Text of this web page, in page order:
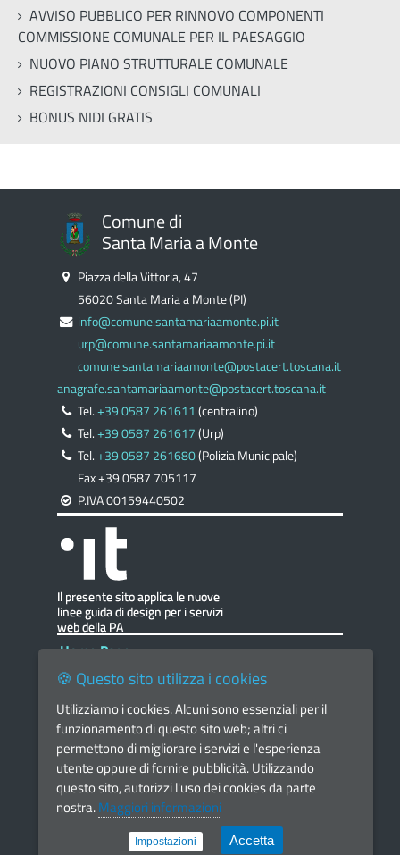
AVVISO PUBBLICO PER RINNOVO COMPONENTI
COMMISSIONE COMUNALE PER IL PAESAGGIO
NUOVO PIANO STRUTTURALE COMUNALE
REGISTRAZIONI CONSIGLI COMUNALI
BONUS NIDI GRATIS
Comune di
Santa Maria a Monte
Piazza della Vittoria, 47
56020 Santa Maria a Monte (PI)
info@comune.santamariaamonte.pi.it
urp@comune.santamariaamonte.pi.it
comune.santamariaamonte@postacert.toscana.it
anagrafe.santamariaamonte@postacert.toscana.it
Tel.+39 0587 261611 (centralino)
Tel.+39 0587 261617(Urp)
Tel.+39 0587 261680(Polizia Municipale)
Fax +39 0587 705117
P.IVA 00159440502
Home Page
Facebook - Comune di Santa Maria a Monte
Facebook - Il Borgo che Vorrei
Instagram - Il Borgo che Vorrei
Telegram - Comune di Santa Maria a Monte
Dichiarazione di Accessibilità
DPO & Privacy
🍪 Questo sito utilizza i cookies
Utilizziamo i cookies. Alcuni sono essenziali per il
funzionamento di questo sito web; altri ci
permettono di migliorare i servizi e l'esperienza
utente oppure di fornire pubblicità. Utilizzando
questo sito, autorizzi l'uso dei cookies da parte
nostra.Maggiori informazioni
Impostazioni Accetta